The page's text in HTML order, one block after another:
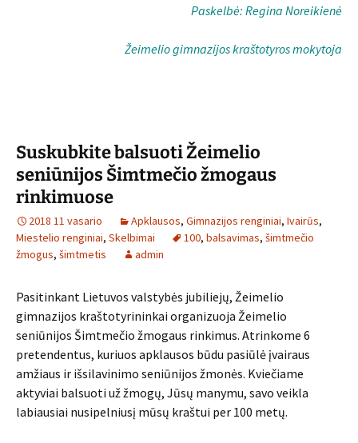
Paskelbė: Regina Noreikienė
Žeimelio gimnazijos kraštotyros mokytoja
Suskubkite balsuoti Žeimelio
seniūnijos Šimtmečio žmogaus
rinkimuose
2018 11 vasario Apklausos, Gimnazijos renginiai, Ivairūs,
Miestelio renginiai, Skelbimai 100, balsavimas, šimtmečio
žmogus, šimtmetis admin
Pasitinkant Lietuvos valstybės jubiliejų, Žeimelio
gimnazijos kraštotyrininkai organizuoja Žeimelio
seniūnijos Šimtmečio žmogaus rinkimus. Atrinkome 6
pretendentus, kuriuos apklausos būdu pasiūlė įvairaus
amžiaus ir išsilavinimo seniūnijos žmonės. Kviečiame
aktyviai balsuoti už žmogų, Jūsų manymu, savo veikla
labiausiai nusipelniusį mūsų kraštui per 100 metų.